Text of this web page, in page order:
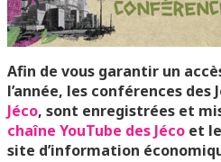
Afin de vous garantir un
l’année, les conférences des
Jéco, sont enregistrées et
chaîne YouTube des Jéco et
site d’information